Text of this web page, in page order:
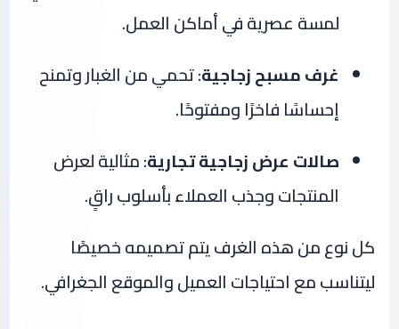
لمسة عصرية في أماكن العمل.
غرف مسبح زجاجية: تحمي من الغبار وتمنح
إحساسًا فاخرًا ومفتوحًا.
صالات عرض زجاجية تجارية: مثالية لعرض
المنتجات وجذب العملاء بأسلوب راقٍ.
كل نوع من هذه الغرف يتم تصميمه خصيصًا
ليتناسب مع احتياجات العميل والموقع الجغرافي.